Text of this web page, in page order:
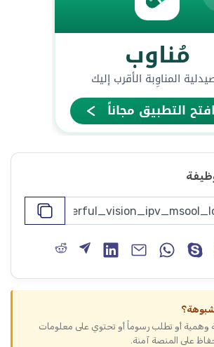
وهمية أو تطلب رسوماً أو تحتوي على معلومات
على المنصة آمنة.